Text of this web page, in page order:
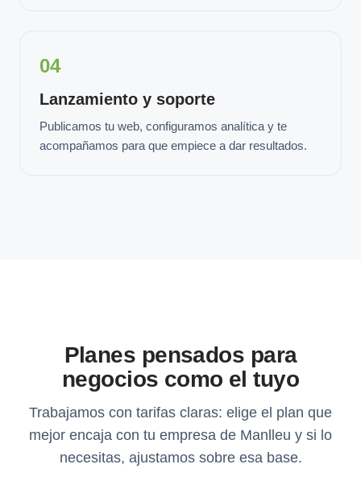
04
Lanzamiento y soporte
Publicamos tu web, configuramos analítica y te
acompañamos para que empiece a dar resultados.
Planes pensados para
negocios como el tuyo
Trabajamos con tarifas claras: elige el plan que
mejor encaja con tu empresa de Manlleu y si lo
necesitas, ajustamos sobre esa base.